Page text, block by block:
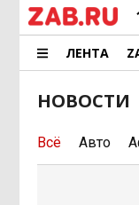
ЛЕНТА
НОВОСТИ
Всё Авто